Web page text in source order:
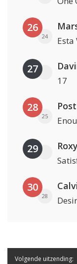
26
24 Esta
27
17
28
25
29
30
28
Volgende uitzending: